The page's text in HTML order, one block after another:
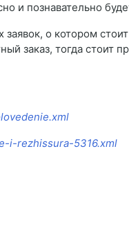
и познавательно
о котором
заказ, тогда
i-rezhissura-5316.xml